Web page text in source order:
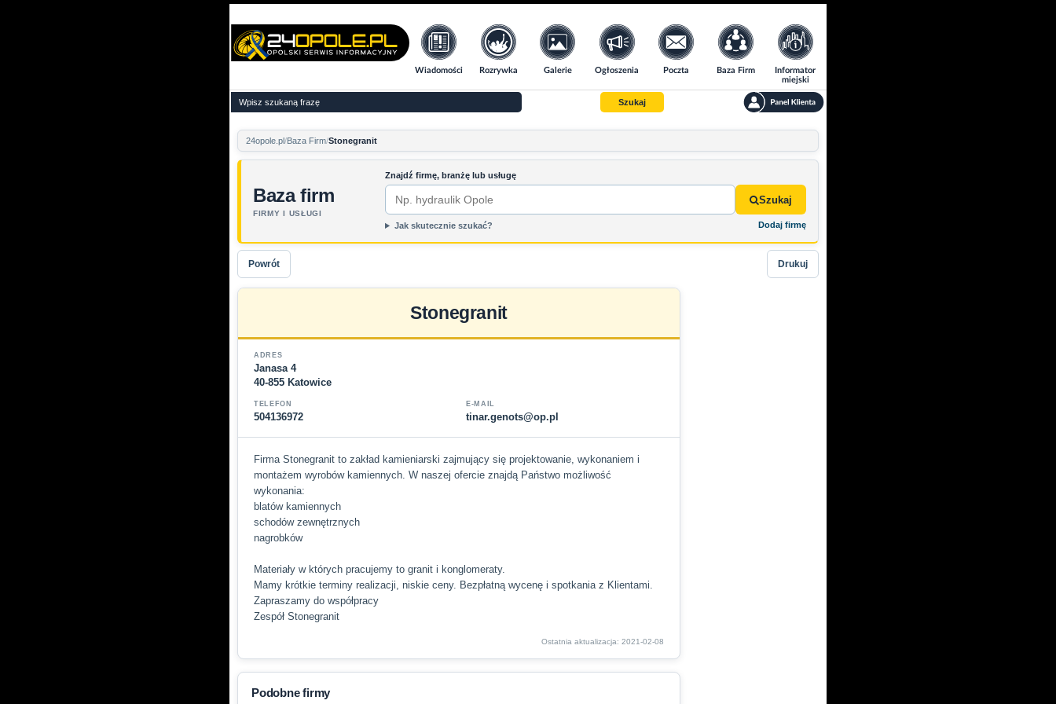
Wiadomości Rozrywka Galerie Ogłoszenia Poczta Baza Firm
Informator
miejski
Szukaj
24opole.pl Baza Firm Stonegranit
Baza firm
FIRMY I USŁUGI
Znajdź firmę, branżę lub usługę
Szukaj
Jak skutecznie szukać? Dodaj firmę
Powrót Drukuj
Stonegranit
ADRES
Janasa 4
40-855 Katowice
TELEFON
504136972
E-MAIL
tinar.genots@op.pl
Firma Stonegranit to zakład kamieniarski zajmujący się projektowanie, wykonaniem i
montażem wyrobów kamiennych. W naszej ofercie znajdą Państwo możliwość
wykonania:
blatów kamiennych
schodów zewnętrznych
nagrobków
Materiały w których pracujemy to granit i konglomeraty.
Mamy krótkie terminy realizacji, niskie ceny. Bezpłatną wycenę i spotkania z Klientami.
Zapraszamy do współpracy
Zespół Stonegranit
Ostatnia aktualizacja: 2021-02-08
Podobne firmy